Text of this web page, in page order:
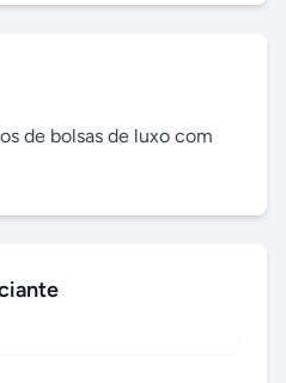
de bolsas de luxo com